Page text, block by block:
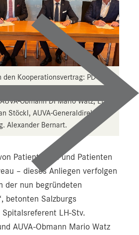
Kooperationsvertrag: PD Dr.
Obmann DI Mario Watz, LH-
Stöckl, AUVA-Generaldirektor
Alexander Bernart.
Patientinnen und Patienten
– dieses Anliegen verfolgen
der nun begründeten
betonten Salzburgs
Spitalsreferent LH-Stv.
AUVA-Obmann Mario Watz